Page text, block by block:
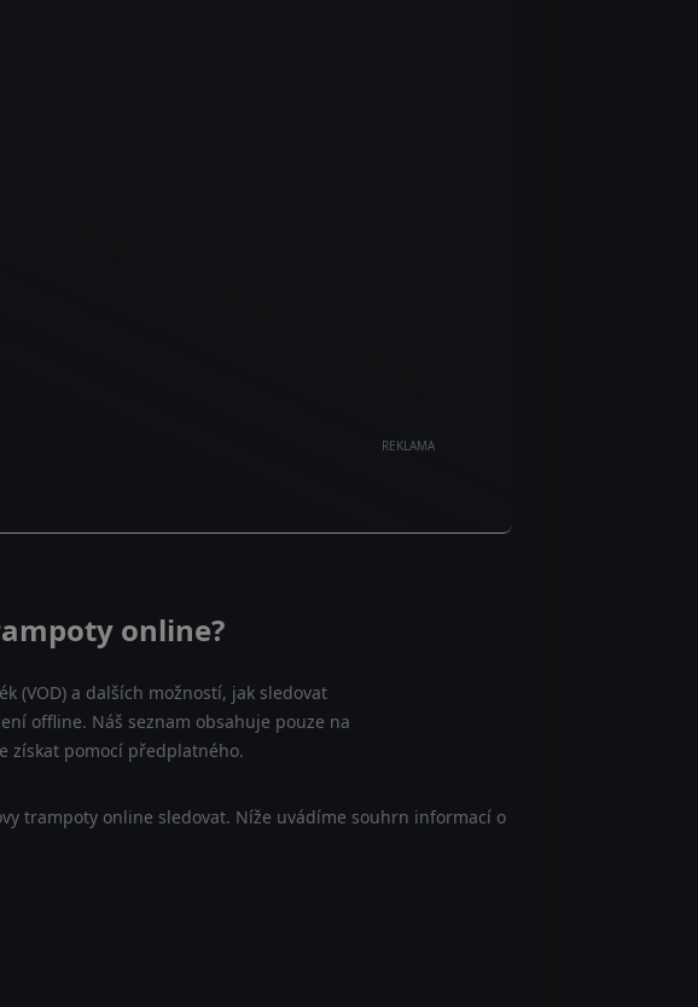
REKLAMA
online?
(VOD) a dalších možností, jak sledovat
offline. Náš seznam obsahuje pouze na
získat pomocí předplatného.
trampoty online sledovat. Níže uvádíme souhrn informací o